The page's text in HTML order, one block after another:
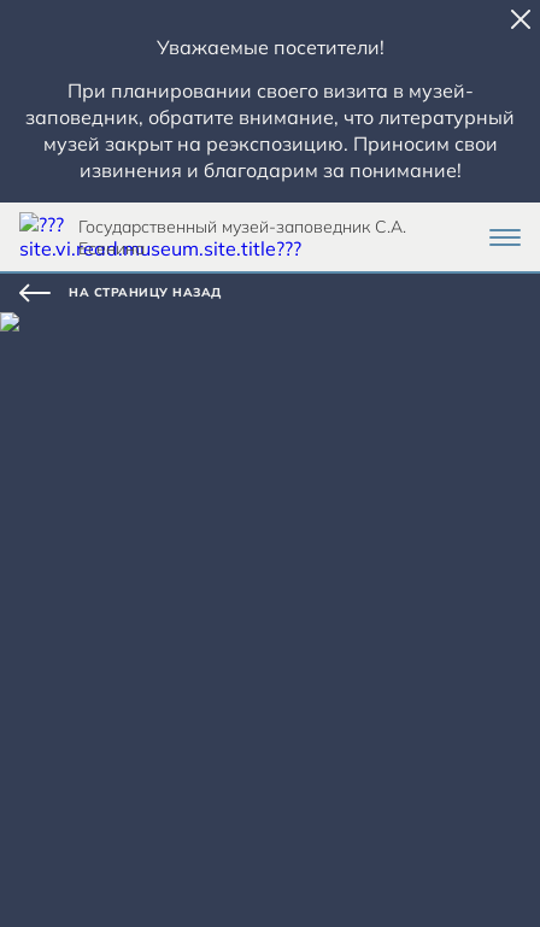
Уважаемые посетители!
При планировании своего визита в музей-
заповедник, обратите внимание, что литературный
музей закрыт на реэкспозицию. Приносим свои
извинения и благодарим за понимание!
Государственный музей-заповедник С.А.
Есенина
НА СТРАНИЦУ НАЗАД